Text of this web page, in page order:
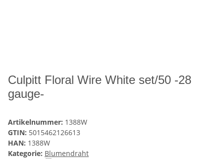
Culpitt Floral Wire White set/50 -28
gauge-
Artikelnummer: 1388W
GTIN: 5015462126613
HAN: 1388W
Kategorie: Blumendraht